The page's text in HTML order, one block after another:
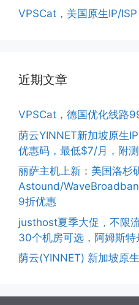
VPSCat，美国原生IP/
近期文章
VPSCat，德国优化线路
荫云YINNET新加坡原生
优惠码，最低$7/月，附
丽萨主机上新：美国洛杉
Astound/
9折优惠
justhost夏季大促，不限
30个机房可选，阿姆斯
荫云(YINNET) 新加坡原